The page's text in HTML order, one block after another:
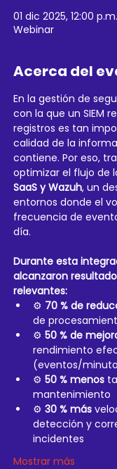
01 dic 2025, 12:00
Webinar
Acerca del
En la gestión de
con la que un SIEM
registros es tan
calidad de la
contiene. Por eso,
optimizar el flujo de
SaaS y Wazuh, un
entornos donde el
frecuencia de
día.
Durante esta
alcanzaron
relevantes:
⚙️ 70 % de
de
⚙️ 50 % de
rendimiento
(eventos/
⚙️ 50 % menos
mantenimiento
⚙️ 30 % más
detección y
incidentes
Mostrar más